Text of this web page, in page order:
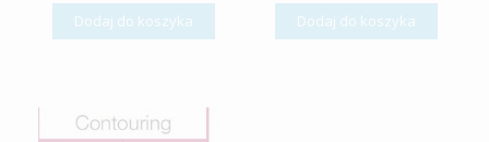
Dodaj do koszyka Dodaj do koszyka